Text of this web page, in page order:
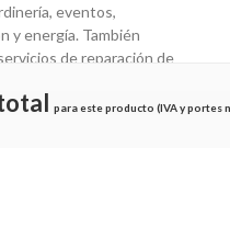
para este producto (IVA y portes
eventos,
y energía. También
de reparación de